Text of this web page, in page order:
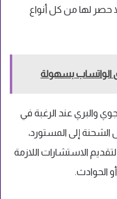
حصر لها من كل أنواع
الواتساب بسهولة
والبري عند الرغبة في
الشحنة إلى المستورد،
الاستشارات اللازمة
الحوادث.